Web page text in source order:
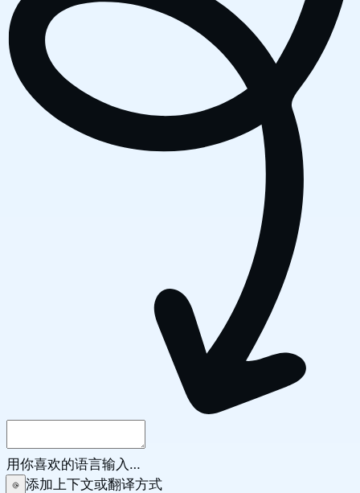
用你喜欢的语言输入…
添加上下文或翻译方式